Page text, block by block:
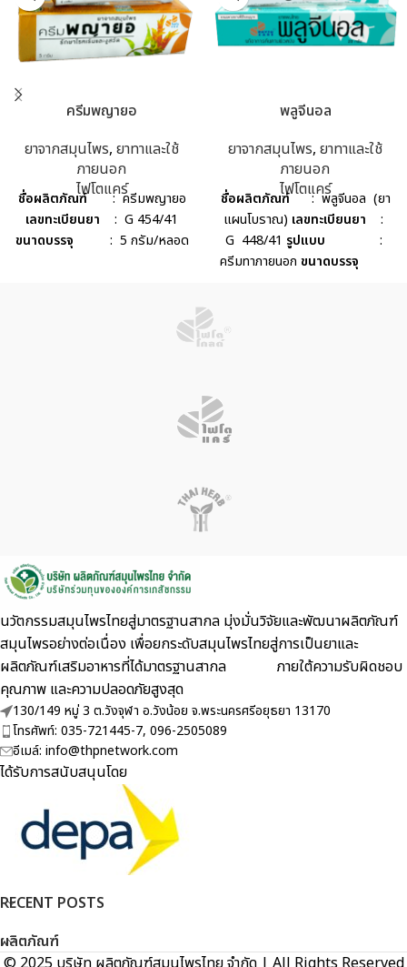
ครีมพญายอ
ยาจากสมุนไพร, ยาทาและใช้
ภายนอก
ไฟโตแคร์
ชื่อผลิตภัณฑ์: ครีมพญายอ
เลขทะเบียนยา : G 454/41
ขนาดบรรจุ
: 5 กรัม/หลอด
พลูจีนอล
ยาจากสมุนไพร, ยาทาและใช้
ภายนอก
ไฟโตแคร์
ชื่อผลิตภัณฑ์: พลูจีนอล (ยา
แผนโบราณ) เลขทะเบียนยา :
G 448/41 รูปแบบ :
ครีมทาภายนอก ขนาดบรรจุ
นวัตกรรมสมุนไพรไทยสู่มาตรฐานสากล มุ่งมั่นวิจัยและพัฒนาผลิตภัณฑ์
สมุนไพรอย่างต่อเนื่อง เพื่อยกระดับสมุนไพรไทยสู่การเป็นยาและ
ผลิตภัณฑ์เสริมอาหารที่ได้มาตรฐานสากล ภายใต้ความรับผิดชอบ
คุณภาพ และความปลอดภัยสูงสุด
130/149 หมู่ 3 ต.วังจุฬา อ.วังน้อย จ.พระนครศรีอยุธยา 13170
โทรศัพท์: 035-721445-7, 096-2505089
อีเมล์: info@thpnetwork.com
ได้รับการสนับสนุนโดย
RECENT POSTS
ผลิตภัณฑ์